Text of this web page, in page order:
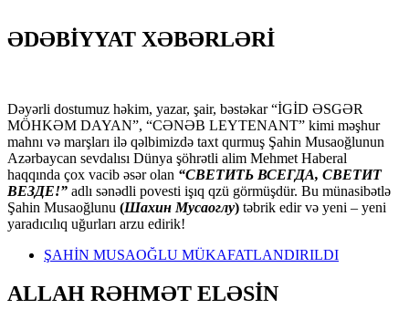
ƏDƏBİYYAT XƏBƏRLƏRİ
Dəyərli dostumuz həkim, yazar, şair, bəstəkar “İGİD ƏSGƏR
MÖHKƏM DAYAN”, “CƏNƏB LEYTENANT” kimi məşhur
mahnı və marşları ilə qəlbimizdə taxt qurmuş Şahin Musaoğlunun
Azərbaycan sevdalısı Dünya şöhrətli alim Mehmet Haberal
haqqında çox vacib əsər olan “СВЕТИТЬ ВСЕГДА, СВЕТИТ
ВЕЗДЕ!” adlı sənədli povesti işıq qzü görmüşdür. Bu münasibətlə
Şahin Musaoğlunu (Шахин Мусаоглу) təbrik edir və yeni – yeni
yaradıcılıq uğurları arzu edirik!
ŞAHİN MUSAOĞLU MÜKAFATLANDIRILDI
ALLAH RƏHMƏT ELƏSİN